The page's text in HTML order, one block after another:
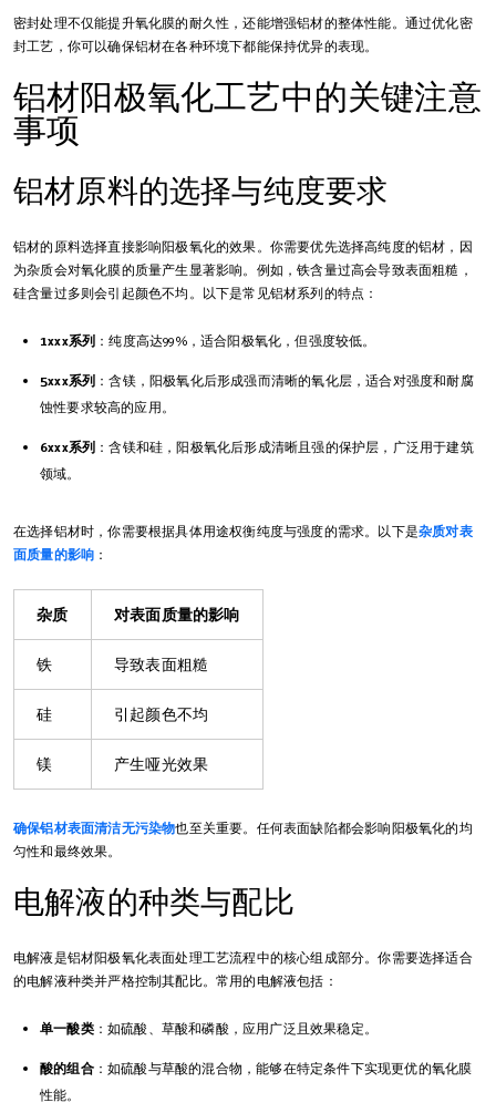
密封处理不仅能提升氧化膜的耐久性，还能增强铝材的整体性能。通过优化密
封工艺，你可以确保铝材在各种环境下都能保持优异的表现。
铝材阳极氧化工艺中的关键注意
事项
铝材原料的选择与纯度要求
铝材的原料选择直接影响阳极氧化的效果。你需要优先选择高纯度的铝材，因
为杂质会对氧化膜的质量产生显著影响。例如，铁含量过高会导致表面粗糙，
硅含量过多则会引起颜色不均。以下是常见铝材系列的特点：
1xxx系列 ：纯度高达99%，适合阳极氧化，但强度较低。
5xxx系列 ：含镁，阳极氧化后形成强而清晰的氧化层，适合对强度和耐腐
蚀性要求较高的应用。
6xxx系列 ：含镁和硅，阳极氧化后形成清晰且强的保护层，广泛用于建筑
领域。
在选择铝材时，你需要根据具体用途权衡纯度与强度的需求。以下是杂质对表
面质量的影响 ：
杂质 对表面质量的影响
铁 导致表面粗糙
硅 引起颜色不均
镁 产生哑光效果
确保铝材表面清洁无污染物也至关重要。任何表面缺陷都会影响阳极氧化的均
匀性和最终效果。
电解液的种类与配比
电解液是铝材阳极氧化表面处理工艺流程中的核心组成部分。你需要选择适合
的电解液种类并严格控制其配比。常用的电解液包括：
单一酸类：如硫酸、草酸和磷酸，应用广泛且效果稳定。
酸的组合：如硫酸与草酸的混合物，能够在特定条件下实现更优的氧化膜
性能。